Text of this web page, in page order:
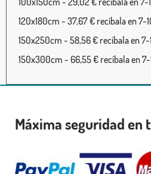
120x180cm - 37,67 € recíbala en 7-
150x250cm - 58,56 € recíbala en 7-
150x300cm - 66,55 € recíbala en 7-
Máxima seguridad en